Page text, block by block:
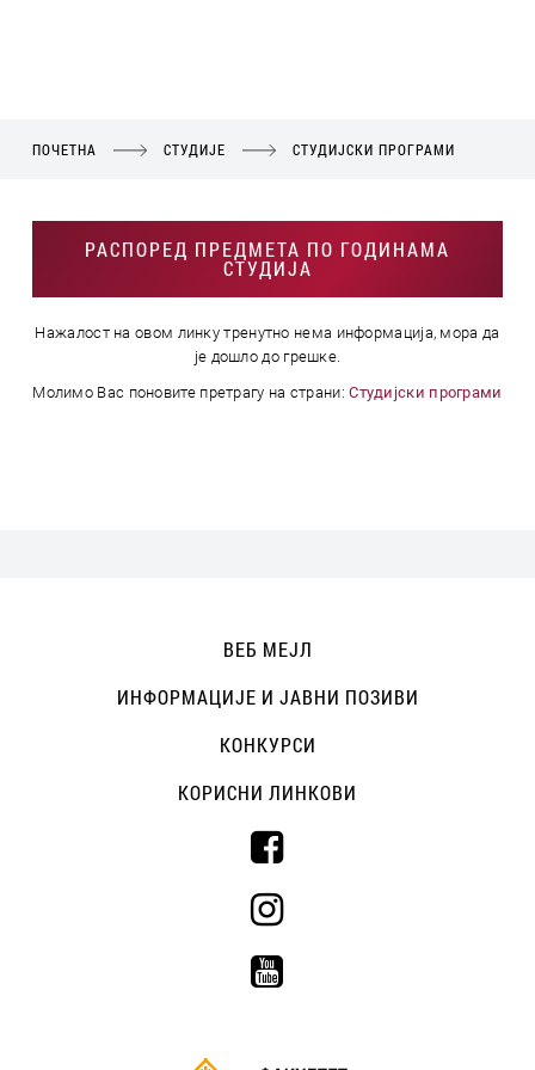
ПОЧЕТНА СТУДИЈЕ СТУДИЈСКИ ПРОГРАМИ
РАСПОРЕД ПРЕДМЕТА ПО ГОДИНАМА
СТУДИЈА
Нажалост на овом линку тренутно нема информација, мора да
је дошло до грешке.
Молимо Вас поновите претрагу на страни:Студијски програми
ВЕБ МЕЈЛ
ИНФОРМАЦИЈЕ И ЈАВНИ ПОЗИВИ
КОНКУРСИ
КОРИСНИ ЛИНКОВИ